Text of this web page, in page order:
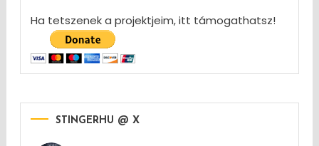
Ha tetszenek a projektjeim, itt támogathatsz!
STINGERHU @ X